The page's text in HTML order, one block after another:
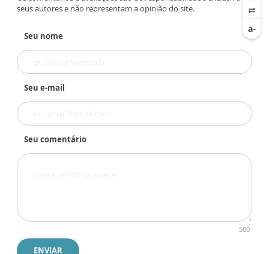
seus autores e não representam a opinião do site.
Seu nome
Seu e-mail
Seu comentário
500
ENVIAR